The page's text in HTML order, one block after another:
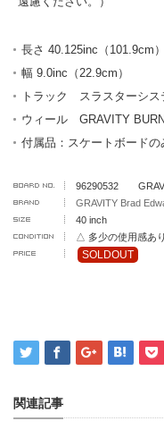
長さ 40.125inc（101.9cm）
幅 9.0inc（22.9cm）
トラック スラスターシ
ウィール GRAVITY
付属品：スケートボードの
96290532
GRAVITY Brad
40 inch
△ 多少の使用感あ
SOLDOUT
関連記事